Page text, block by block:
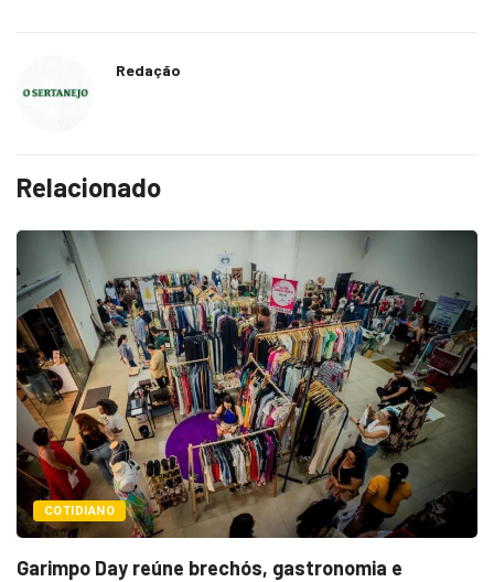
Redação
Relacionado
e
POLÍTICA
Itamar cobra prazo para melhorias